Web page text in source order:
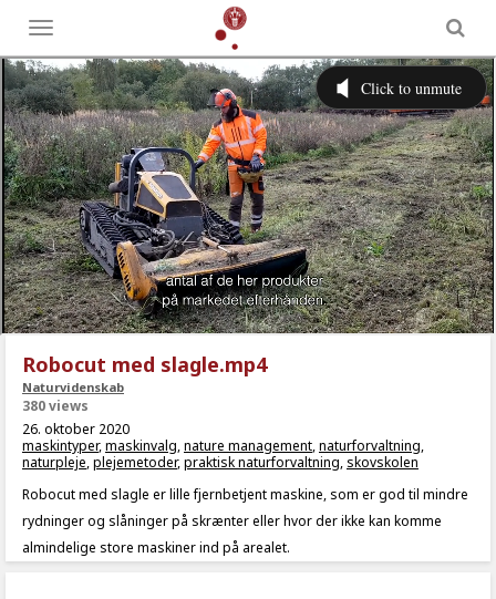
Toggle
menu
Robocut med slagle.mp4
Naturvidenskab
380 views
26. oktober 2020
maskintyper,maskinvalg,nature management,naturforvaltning,
naturpleje,plejemetoder,praktisk naturforvaltning, skovskolen
Robocut med slagle er lille fjernbetjent maskine, som er god til mindre
rydninger og slåninger på skrænter eller hvor der ikke kan komme
almindelige store maskiner ind på arealet.